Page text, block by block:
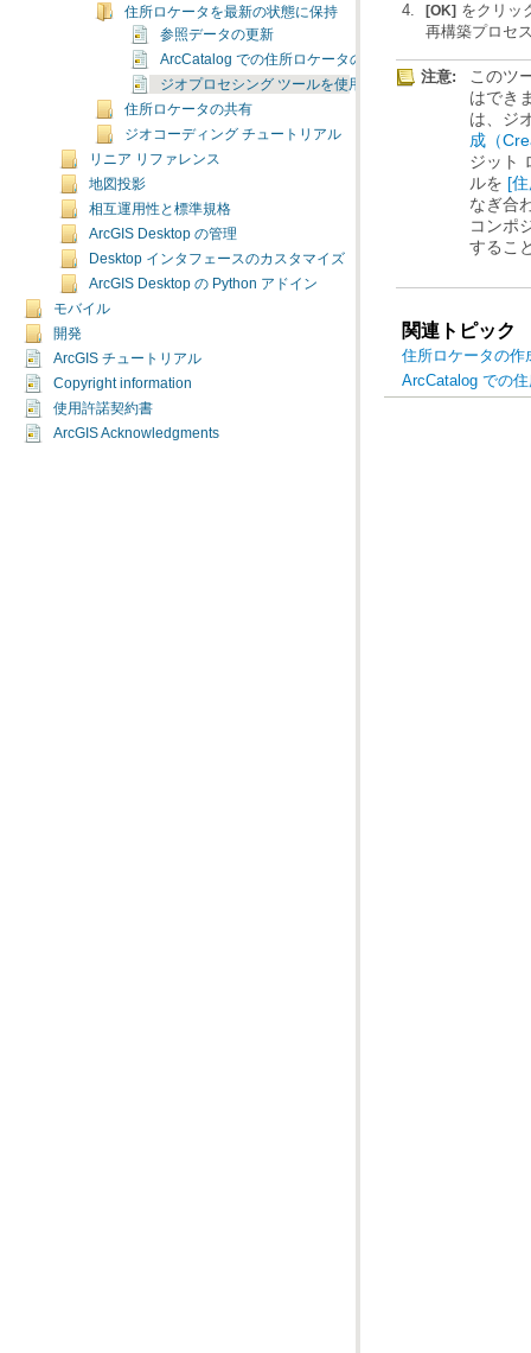
住所ロケータを最新の状態に保持
参照データの更新
ArcCatalog での住所ロケータの再構築
ジオプロセシング ツールを使用した住所ロケータの再構
住所ロケータの共有
ジオコーディング チュートリアル
リニア リファレンス
地図投影
相互運用性と標準規格
ArcGIS Desktop の管理
Desktop インタフェースのカスタマイズ
ArcGIS Desktop の Python アドイン
モバイル
開発
ArcGIS チュートリアル
Copyright information
使用許諾契約書
ArcGIS Acknowledgments
[OK]
をクリッ
再構築プロセ
注意:
は、ジ
成（
ルを [
するこ
関連トピック
住所ロケータの作
ArcCatalog での